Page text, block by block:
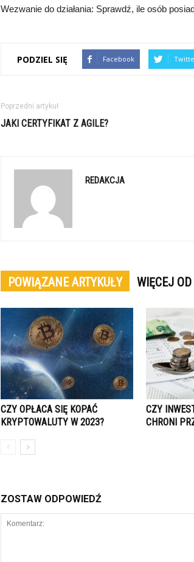
Wezwanie do działania: Sprawdź, ile osób
PODZIEL SIĘ Facebook
Poprzedni artykuł
JAKI CERTYFIKAT Z AGILE?
REDAKCJA
POWIĄZANE ARTYKUŁY WIĘCEJ
CZY OPŁACA SIĘ KOPAĆ
KRYPTOWALUTY W 2023?
CZY
CHRONI
ZOSTAW ODPOWIEDŹ